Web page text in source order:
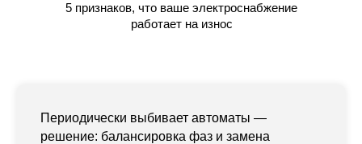
5 признаков, что ваше электроснабжение
работает на износ
Периодически выбивает автоматы —
решение: балансировка фаз и замена